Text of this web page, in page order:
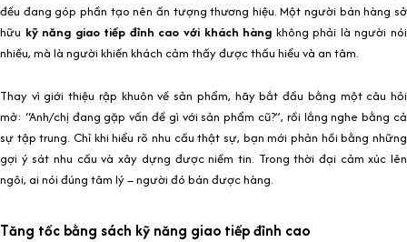
đều đang góp phần tạo nên ấn tượng thương hiệu. Một người bán hàng sở
hữu kỹ năng giao tiếp đỉnh cao với khách hàng không phải là người nói
nhiều, mà là người khiến khách cảm thấy được thấu hiểu và an tâm.
Thay vì giới thiệu rập khuôn về sản phẩm, hãy bắt đầu bằng một câu hỏi
mở: “Anh/chị đang gặp vấn đề gì với sản phẩm cũ?”, rồi lắng nghe bằng cả
sự tập trung. Chỉ khi hiểu rõ nhu cầu thật sự, bạn mới phản hồi bằng những
gợi ý sát nhu cầu và xây dựng được niềm tin. Trong thời đại cảm xúc lên
ngôi, ai nói đúng tâm lý – người đó bán được hàng.
Tăng tốc bằng sách kỹ năng giao tiếp đỉnh cao